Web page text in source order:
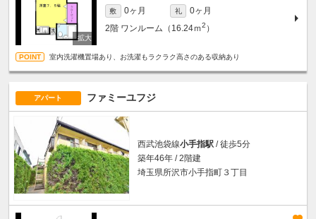
敷 0ヶ月 礼
0ヶ月
2階 ワンルーム（16.24ｍ2 ）
室内洗濯機置場あり、お洗濯もラクラク高さのある収納あり
アパート ファミーユフジ
西武池袋線小手指駅 / 徒歩5分
築年46年 / 2階建
埼玉県所沢市小手指町３丁目